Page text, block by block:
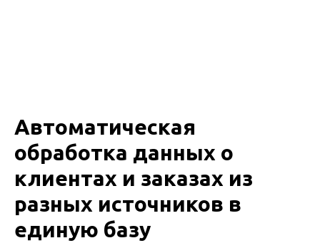
Автоматическая
обработка данных о
клиентах и заказах из
разных источников в
единую базу